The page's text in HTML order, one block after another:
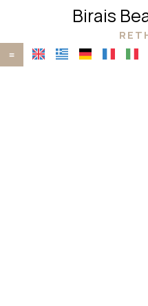
Birais
≡